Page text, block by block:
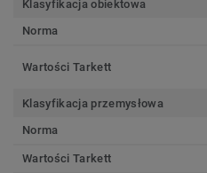
Klasyfikacja obiektowa
Norma
Wartości Tarkett
Klasyfikacja przemysłowa
Norma
Wartości Tarkett